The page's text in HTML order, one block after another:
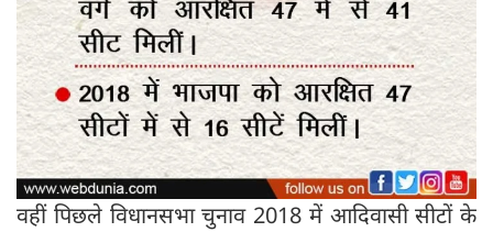
वहीं पिछले विधानसभा चुनाव 2018 में आदिवासी सीटों के